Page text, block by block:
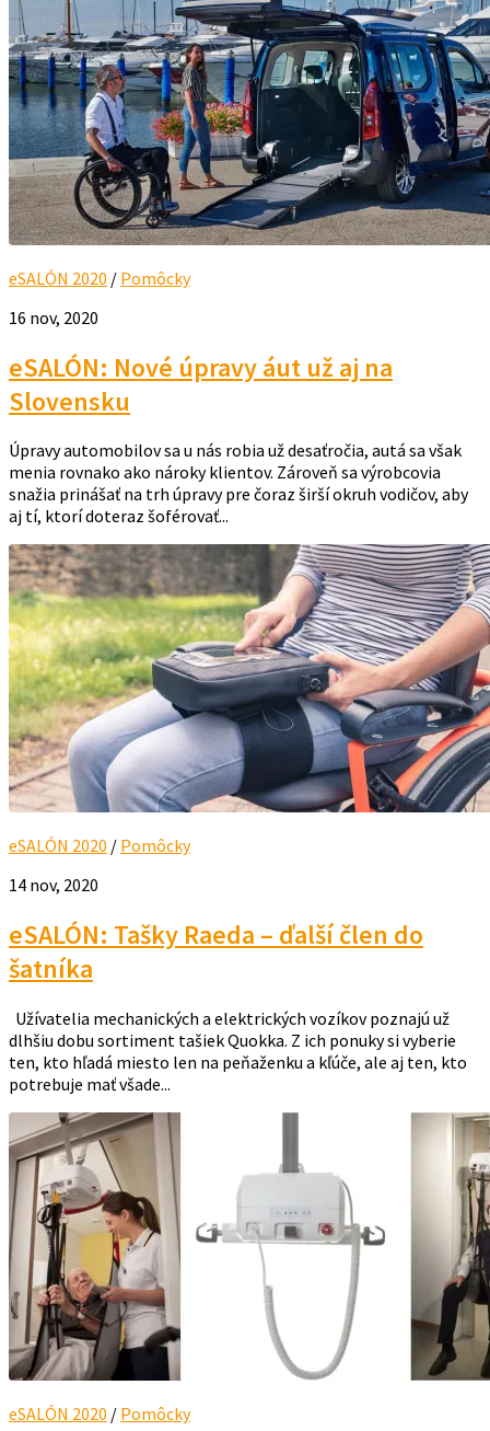
eSALÓN 2020 / Pomôcky
16 nov, 2020
eSALÓN: Nové úpravy áut už aj na
Slovensku
Úpravy automobilov sa u nás robia už desaťročia, autá sa však
menia rovnako ako nároky klientov. Zároveň sa výrobcovia
snažia prinášať na trh úpravy pre čoraz širší okruh vodičov, aby
aj tí, ktorí doteraz šoférovať...
eSALÓN 2020 / Pomôcky
14 nov, 2020
eSALÓN: Tašky Raeda – ďalší člen do
šatníka
Užívatelia mechanických a elektrických vozíkov poznajú už
dlhšiu dobu sortiment tašiek Quokka. Z ich ponuky si vyberie
ten, kto hľadá miesto len na peňaženku a kľúče, ale aj ten, kto
potrebuje mať všade...
eSALÓN 2020 / Pomôcky